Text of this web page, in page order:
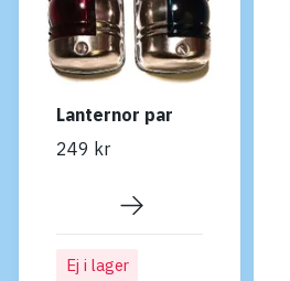
Lanternor par
249 kr
Ej i lager